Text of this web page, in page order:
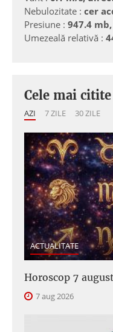
Nebulozitate : cer
Presiune : 947.4
Umezeală relativă :
Cele mai citite
AZI 7 ZILE 30 ZILE
ACTUALITATE
Horoscop 7
7 aug 2026